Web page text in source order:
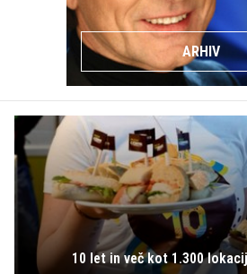
ARHIV
10 let in več kot 1.300